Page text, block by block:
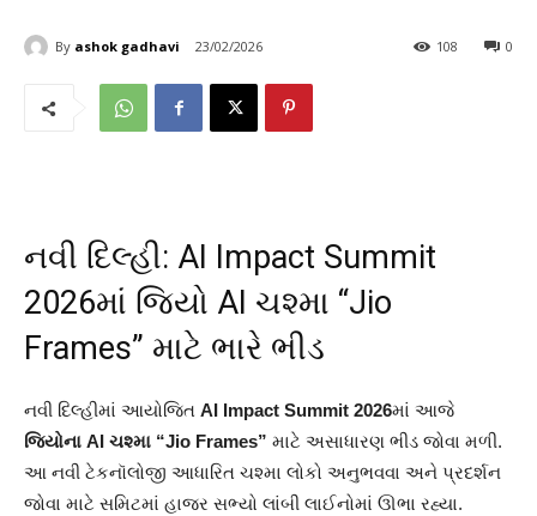
By ashok gadhavi 23/02/2026 0
108
નવી દિલ્હી: AI Impact Summit
2026માં જિયો AI ચશ્મા “Jio
Frames” માટે ભારે ભીડ
નવી દિલ્હીમાં આયોજિત AI Impact Summit 2026માં આજે
જિયોના AI ચશ્મા “Jio Frames” માટે અસાધારણ ભીડ જોવા મળી.
આ નવી ટેકનૉલોજી આધારિત ચશ્મા લોકો અનુભવવા અને પ્રદર્શન
જોવા માટે સમિટમાં હાજર સભ્યો લાંબી લાઈનોમાં ઊભા રહ્યા.